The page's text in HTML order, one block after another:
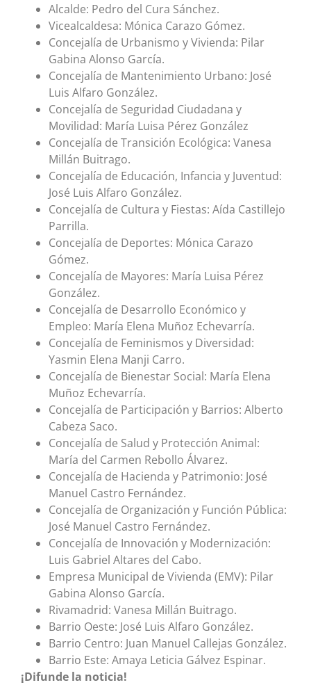
Alcalde: Pedro del Cura Sánchez.
Vicealcaldesa: Mónica Carazo Gómez.
Concejalía de Urbanismo y Vivienda: Pilar
Gabina Alonso García.
Concejalía de Mantenimiento Urbano: José
Luis Alfaro González.
Concejalía de Seguridad Ciudadana y
Movilidad: María Luisa Pérez González
Concejalía de Transición Ecológica: Vanesa
Millán Buitrago.
Concejalía de Educación, Infancia y Juventud:
José Luis Alfaro González.
Concejalía de Cultura y Fiestas: Aída Castillejo
Parrilla.
Concejalía de Deportes: Mónica Carazo
Gómez.
Concejalía de Mayores: María Luisa Pérez
González.
Concejalía de Desarrollo Económico y
Empleo: María Elena Muñoz Echevarría.
Concejalía de Feminismos y Diversidad:
Yasmin Elena Manji Carro.
Concejalía de Bienestar Social: María Elena
Muñoz Echevarría.
Concejalía de Participación y Barrios: Alberto
Cabeza Saco.
Concejalía de Salud y Protección Animal:
María del Carmen Rebollo Álvarez.
Concejalía de Hacienda y Patrimonio: José
Manuel Castro Fernández.
Concejalía de Organización y Función Pública:
José Manuel Castro Fernández.
Concejalía de Innovación y Modernización:
Luis Gabriel Altares del Cabo.
Empresa Municipal de Vivienda (EMV): Pilar
Gabina Alonso García.
Rivamadrid: Vanesa Millán Buitrago.
Barrio Oeste: José Luis Alfaro González.
Barrio Centro: Juan Manuel Callejas González.
Barrio Este: Amaya Leticia Gálvez Espinar.
¡Difunde la noticia!